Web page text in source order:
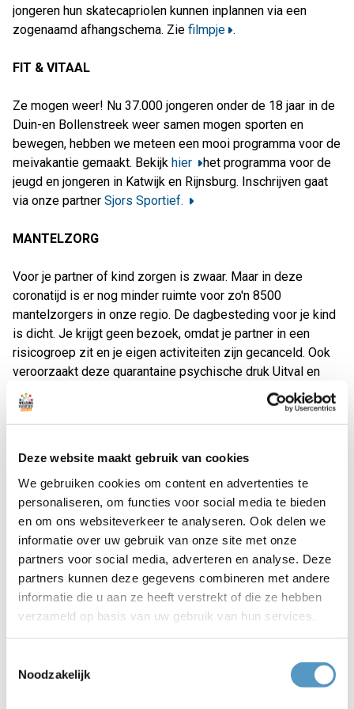
Deze website maakt gebruik van cookies
We gebruiken cookies om content en advertenties te
personaliseren, om functies voor social media te bieden
en om ons websiteverkeer te analyseren. Ook delen we
informatie over uw gebruik van onze site met onze
partners voor social media, adverteren en analyse. Deze
partners kunnen deze gegevens combineren met andere
informatie die u aan ze heeft verstrekt of die ze hebben
verzameld op basis van uw gebruik van hun services.
Noodzakelijk
jongeren hun skatecapriolen kunnen inplannen via een
zogenaamd afhangschema. Zie filmpje .
FIT & VITAAL
Ze mogen weer! Nu 37.000 jongeren onder de 18 jaar in de
Duin-en Bollenstreek weer samen mogen sporten en
bewegen, hebben we meteen een mooi programma voor de
meivakantie gemaakt. Bekijk hier
het programma voor de
jeugd en jongeren in Katwijk en Rijnsburg. Inschrijven gaat
via onze partner Sjors Sportief.
MANTELZORG
Voor je partner of kind zorgen is zwaar. Maar in deze
coronatijd is er nog minder ruimte voor zo'n 8500
mantelzorgers in onze regio. De dagbesteding voor je kind
is dicht. Je krijgt geen bezoek, omdat je partner in een
risicogroep zit en je eigen activiteiten zijn gecanceld. Ook
veroorzaakt deze quarantaine psychische druk Uitval en
eenzaamheid liggen op de loer. De Katwijksche Post
plaatste hier op 23 april jl. 2 mooie verhalen over. Deze kun
jehier lezen.
ONTMOETEN
Bewoners van de Driehoek en de Duinrand in Katwijk en
Bloemswaard Teylingen keken hun ogen uit toen wij hen
verrasten met een spectaculaire BMX show. Vanuit de
balkons aanschouwden de senioren de stunts van Jari en
Senna. De komende weken bezoeken we meer
woonzorgcentra. I.v.m de opkomst vertellen we uiteraard
niet waar en wanneer dat plaatsvindt. Zie filmpje .
Katwijk en Rijnweide in Valkenburg komen bewoners even